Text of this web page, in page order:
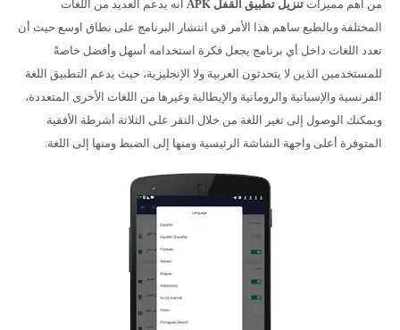
من أهم مميزات تنزيل تطبيق القفل APK
أنه يدعم العديد من اللغات
المختلفة وبالطبع ساهم هذا الأمر في انتشار البرنامج على نطاق اوسع حيث أن
تعدد اللغات داخل أي برنامج يجعل فكرة استخدامه أسهل وأفضل خاصةً
للمستخدمين الذين لا يتحدثون العربية ولا الإنجليزية، حيث يدعم التطبيق اللغة
الفرنسية والإسبانية والرومانية والإيطالية وغيرها من اللغات الأخرى المتعددة،
ويمكنك الوصول إلى تغير اللغة من خلال النقر على الثلاثة أشرطة الأفقية
المتوفرة أعلى واجهة الشاشة الرئيسية ومنها إلى الضبط ومنها إلى اللغة.